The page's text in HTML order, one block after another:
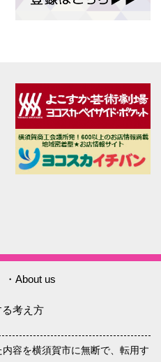
・About us
る考え方
容を横須賀市に無断で、転用す